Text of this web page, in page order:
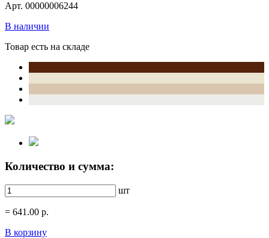
Арт. 00000006244
В наличии
Товар есть на складе
Количество и сумма:
шт
= 641.00 р.
В корзину